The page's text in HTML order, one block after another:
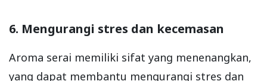
6. Mengurangi stres dan kecemasan
Aroma serai memiliki sifat yang menenangkan,
yang dapat membantu mengurangi stres dan